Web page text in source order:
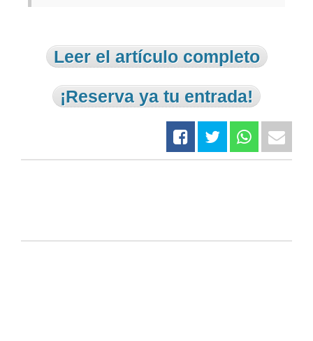
Leer el artículo completo
¡Reserva ya tu entrada!